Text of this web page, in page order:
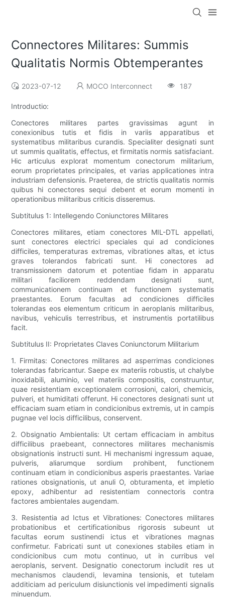
Connectores Militares: Summis
Qualitatis Normis Obtemperantes
2023-07-12 MOCO Interconnect 187
Introductio:
Conectores militares partes gravissimas agunt in
conexionibus tutis et fidis in variis apparatibus et
systematibus militaribus curandis. Specialiter designati sunt
ut summis qualitatis, effectus, et firmitatis normis satisfaciant.
Hic articulus explorat momentum conectorum militarium,
eorum proprietates principales, et varias applicationes intra
industriam defensionis. Praeterea, de strictis qualitatis normis
quibus hi conectores sequi debent et eorum momenti in
operationibus militaribus criticis disseremus.
Subtitulus 1: Intellegendo Coniunctores Militares
Conectores militares, etiam conectores MIL-DTL appellati,
sunt conectores electrici speciales qui ad condiciones
difficiles, temperaturas extremas, vibrationes altas, et ictus
graves tolerandos fabricati sunt. Hi conectores ad
transmissionem datorum et potentiae fidam in apparatu
militari faciliorem reddendam designati sunt,
communicationem continuam et functionem systematis
praestantes. Eorum facultas ad condiciones difficiles
tolerandas eos elementum criticum in aeroplanis militaribus,
navibus, vehiculis terrestribus, et instrumentis portatilibus
facit.
Subtitulus II: Proprietates Claves Coniunctorum Militarium
1. Firmitas: Conectores militares ad asperrimas condiciones
tolerandas fabricantur. Saepe ex materiis robustis, ut chalybe
inoxidabili, aluminio, vel materiis compositis, construuntur,
quae resistentiam exceptionalem corrosioni, calori, chemicis,
pulveri, et humiditati offerunt. Hi conectores designati sunt ut
efficaciam suam etiam in condicionibus extremis, ut in campis
pugnae vel locis difficilibus, conservent.
2. Obsignatio Ambientalis: Ut certam efficaciam in ambitus
difficilibus praebeant, connectores militares mechanismis
obsignationis instructi sunt. Hi mechanismi ingressum aquae,
pulveris, aliarumque sordium prohibent, functionem
continuam etiam in condicionibus asperis praestantes. Variae
rationes obsignationis, ut anuli O, obturamenta, et impletio
epoxy, adhibentur ad resistentiam connectoris contra
factores ambientales augendam.
3. Resistentia ad Ictus et Vibrationes: Conectores militares
probationibus et certificationibus rigorosis subeunt ut
facultas eorum sustinendi ictus et vibrationes magnas
confirmetur. Fabricati sunt ut conexiones stabiles etiam in
condicionibus cum motu continuo, ut in curribus vel
aeroplanis, servent. Designatio conectorum includit res ut
mechanismos claudendi, levamina tensionis, et tutelam
additiciam ad periculum disiunctionis vel impedimenti signalis
minuendum.